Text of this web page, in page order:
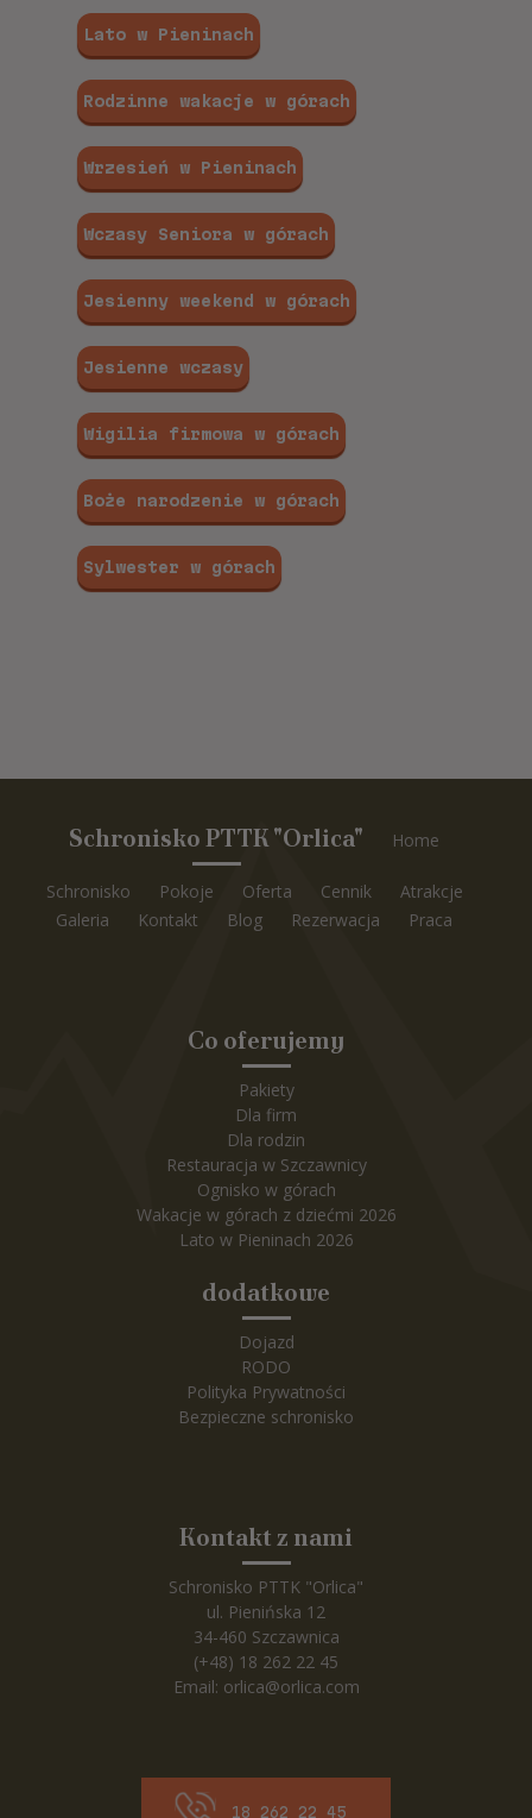
Lato w Pieninach
Rodzinne wakacje w górach
Wrzesień w Pieninach
Wczasy Seniora w górach
Jesienny weekend w górach
Jesienne wczasy
Wigilia firmowa w górach
Boże narodzenie w górach
Sylwester w górach
Schronisko PTTK "Orlica" Home
Schronisko Pokoje Oferta Cennik
Atrakcje
Galeria
Kontakt Blog Rezerwacja Praca
Co oferujemy
Pakiety
Dla firm
Dla rodzin
Restauracja w Szczawnicy
Ognisko w górach
Wakacje w górach z dziećmi 2026
Lato w Pieninach 2026
dodatkowe
Dojazd
RODO
Polityka Prywatności
Bezpieczne schronisko
Kontakt z nami
Schronisko PTTK "Orlica"
ul. Pienińska 12
34-460 Szczawnica
(+48) 18 262 22 45
Email: orlica@orlica.com
18 262 22 45